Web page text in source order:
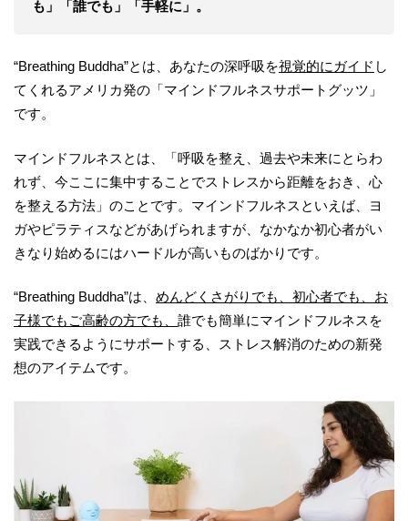
も」「誰でも」「手軽に」。
“Breathing Buddha”とは、あなたの深呼吸を視覚的にガイド し
てくれるアメリカ発の「マインドフルネスサポートグッツ」
です。
マインドフルネスとは、「呼吸を整え、過去や未来にとらわ
れず、今ここに集中することでストレスから距離をおき、心
を整える方法」のことです。マインドフルネスといえば、ヨ
ガやピラティスなどがあげられますが、なかなか初心者がい
きなり始めるにはハードルが高いものばかりです。
“Breathing Buddha”は、 めんどくさがりでも、初心者でも、お
子様でもご高齢の方でも、 誰でも簡単にマインドフルネスを
実践できるようにサポートする、ストレス解消のための新発
想のアイテムです。